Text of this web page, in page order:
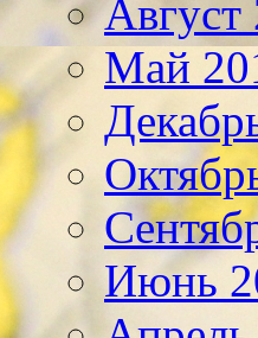
Август
Май
Июнь